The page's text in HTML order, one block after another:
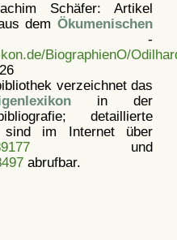
Schäfer: Artikel
dem Ökumenischen
BiographienO/
verzeichnet das
in der
detaillierte
sind im Internet über
und
abrufbar.